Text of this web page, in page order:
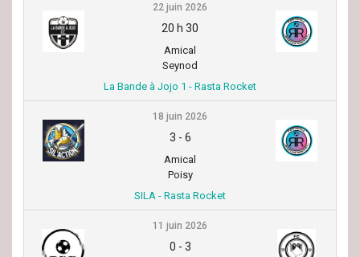
22 juin 2026
20 h 30
Amical
Seynod
La Bande à Jojo 1 - Rasta Rocket
18 juin 2026
3 - 6
Amical
Poisy
SILA - Rasta Rocket
11 juin 2026
0 - 3